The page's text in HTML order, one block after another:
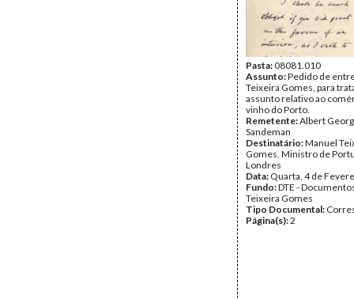
Pasta:08081.010
Assunto:Pedido de
Teixeira Gomes, para
assunto relativo ao
vinho do Porto.
Remetente:Albert
Sandeman
Destinatário:Manuel
Gomes, Ministro de
Londres
Data: Quarta, 4 de
Fundo:DTE -
Teixeira Gomes
Tipo Documental:
Página(s):2